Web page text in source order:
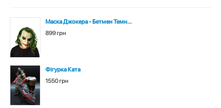
Маска Джокера - Бетмен Темн...
899 грн
Фігурка Ката
1550 грн